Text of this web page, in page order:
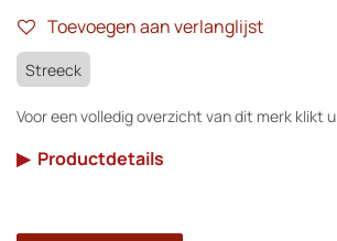
Toevoegen aan verlanglijst
Streeck
Voor een volledig overzicht van dit merk klikt u
▶ Productdetails